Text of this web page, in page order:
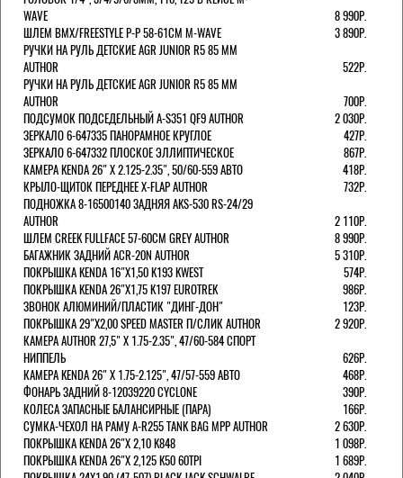
WAVE
8 990Р.
ШЛЕМ ВМХ/FREESTYLE Р-Р 58-61СМ M-WAVE
3 890Р.
РУЧКИ НА РУЛЬ ДЕТСКИЕ AGR JUNIOR R5 85 ММ
AUTHOR
522Р.
РУЧКИ НА РУЛЬ ДЕТСКИЕ AGR JUNIOR R5 85 ММ
AUTHOR
700Р.
ПОДСУМОК ПОДСЕДЕЛЬНЫЙ A-S351 QF9 AUTHOR
2 030Р.
ЗЕРКАЛО 6-647335 ПАНОРАМНОЕ КРУГЛОЕ
427Р.
ЗЕРКАЛО 6-647332 ПЛОСКОЕ ЭЛЛИПТИЧЕСКОЕ
867Р.
КАМЕРА KENDA 26" Х 2.125-2.35", 50/60-559 АВТО
418Р.
КРЫЛО-ЩИТОК ПЕРЕДНЕЕ X-FLAP AUTHOR
732Р.
ПОДНОЖКА 8-16500140 ЗАДНЯЯ AKS-530 RS-24/29
AUTHOR
2 110Р.
ШЛЕМ CREEK FULLFACE 57-60СМ GREY AUTHOR
8 990Р.
БАГАЖНИК ЗАДНИЙ ACR-20N AUTHOR
5 310Р.
ПОКРЫШКА KENDA 16"Х1,50 K193 KWEST
574Р.
ПОКРЫШКА KENDA 26"Х1,75 K197 EUROTREK
986Р.
ЗВОНОК АЛЮМИНИЙ/ПЛАСТИК "ДИНГ-ДОН"
123Р.
ПОКРЫШКА 29"Х2,00 SPEED MASTER П/СЛИК AUTHOR
2 920Р.
КАМЕРА AUTHOR 27,5" Х 1.75-2.35", 47/60-584 СПОРТ
НИППЕЛЬ
626Р.
КАМЕРА KENDA 26" Х 1.75-2.125", 47/57-559 АВТО
468Р.
ФОНАРЬ ЗАДНИЙ 8-12039220 CYCLONE
390Р.
КОЛЕСА ЗАПАСНЫЕ БАЛАНСИРНЫЕ (ПАРА)
166Р.
CУМКА-ЧЕХОЛ НА РАМУ A-R255 TANK BAG MPP AUTHOR
2 630Р.
ПОКРЫШКА KENDA 26"Х 2,10 K848
1 098Р.
ПОКРЫШКА KENDA 26"Х 2,125 K50 60TPI
1 689Р.